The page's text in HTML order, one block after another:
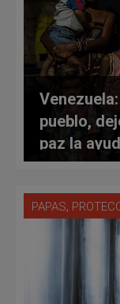
pueblo,
paz la
PAPAS,